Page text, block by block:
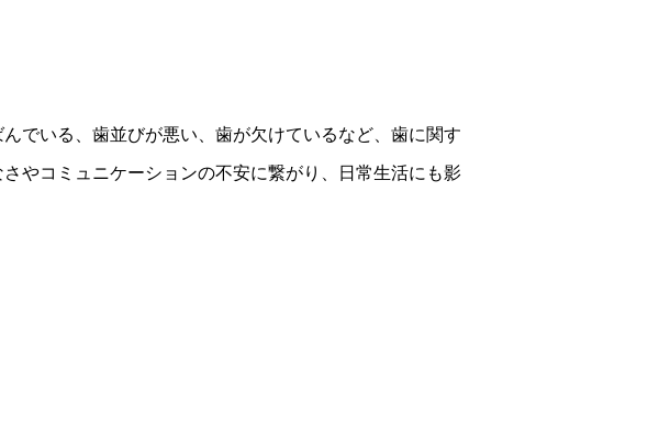
でいる、歯並びが悪い、歯が欠けているなど、歯に関す
やコミュニケーションの不安に繋がり、日常生活にも影